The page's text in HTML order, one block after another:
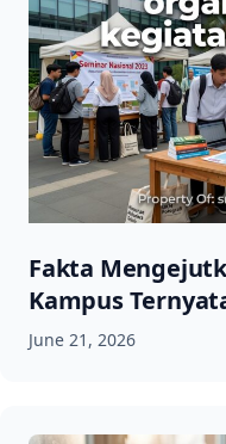
Fakta
Kampus
June 21, 2026